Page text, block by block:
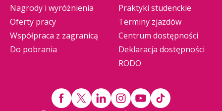
Nagrody i wyróżnienia
Oferty pracy
Współpraca z zagranicą
Do pobrania
Praktyki studenckie
Terminy zjazdów
Centrum dostępności
Deklaracja dostępności
RODO